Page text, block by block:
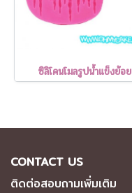
ซิลิโคนโมลรูปน้ำแข็งย้อย
CONTACT US
ติดต่อสอบถามเพิ่มเติม